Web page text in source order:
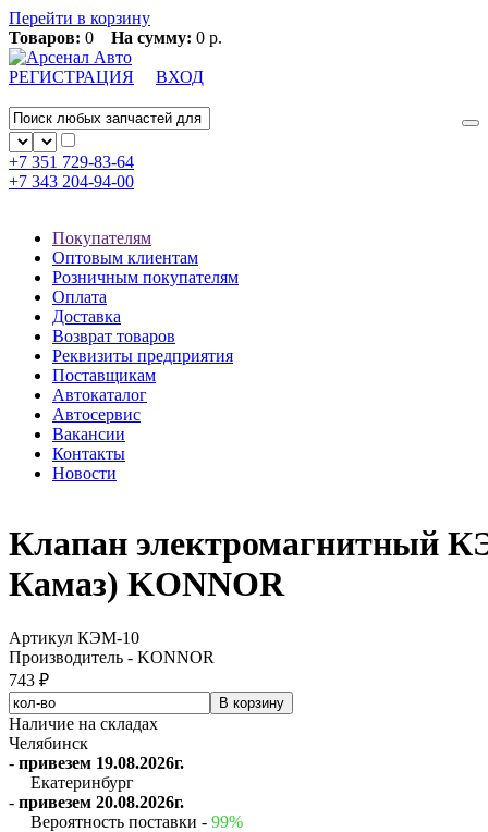
Перейти в корзину
Товаров: 0 На сумму: 0 р.
РЕГИСТРАЦИЯ ВХОД
+7 351 729-83-64
+7 343 204-94-00
Покупателям
Оптовым клиентам
Розничным покупателям
Оплата
Доставка
Возврат товаров
Реквизиты предприятия
Поставщикам
Автокаталог
Автосервис
Вакансии
Контакты
Новости
Клапан электромагнитный
Камаз) KONNOR
Артикул КЭМ-10
Производитель - KONNOR
743 ₽
Наличие на складах
Челябинск
- привезем 19.08.2026г.
Екатеринбург
- привезем 20.08.2026г.
Вероятность поставки - 99%